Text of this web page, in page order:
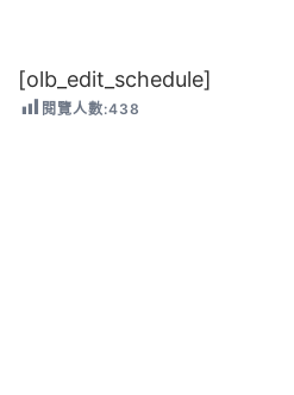
[olb_edit_schedule]
閱覽人數:438